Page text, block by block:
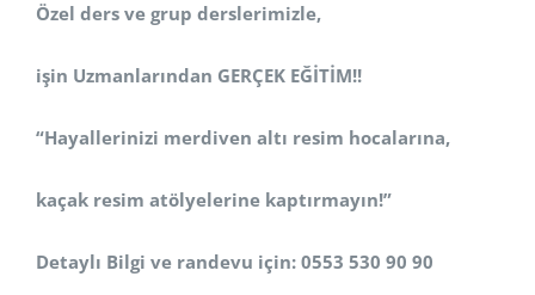
Özel ders ve grup derslerimizle,
işin Uzmanlarından GERÇEK EĞİTİM!!
“Hayallerinizi merdiven altı resim hocalarına,
kaçak resim atölyelerine kaptırmayın!”
Detaylı Bilgi ve randevu için: 0553 530 90 90